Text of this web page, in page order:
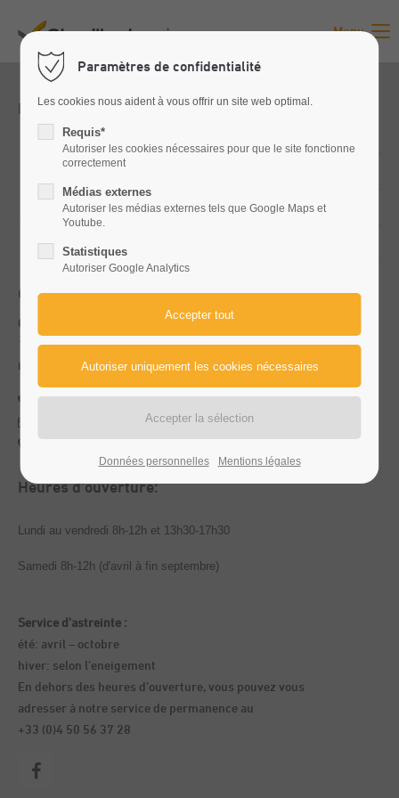
Menu
Favoris
Valtra
Kuhn
Promodis
Occasions
Contact
Chevillard Agri
1096 Grande Route
01630 Saint-Jean-de-Gonville
+33 (0)4 50 56 37 28
info@chevillard-agri.com
au planificateur d'itinéraire
Heures d’ouverture:
Lundi au vendredi 8h-12h et 13h30-17h30
Samedi 8h-12h (d'avril à fin septembre)
Service d'astreinte :
été: avril – octobre
hiver: selon l’eneigement
En dehors des heures d’ouverture, vous pouvez vous
adresser à notre service de permanence au
+33 (0)4 50 56 37 28
Paramètres de confidentialité
Les cookies nous aident à vous offrir un site web optimal.
Requis*
Autoriser les cookies nécessaires pour que le site fonctionne
correctement
Médias externes
Autoriser les médias externes tels que Google Maps et
Youtube.
Statistiques
Autoriser Google Analytics
Données personnelles Mentions légales